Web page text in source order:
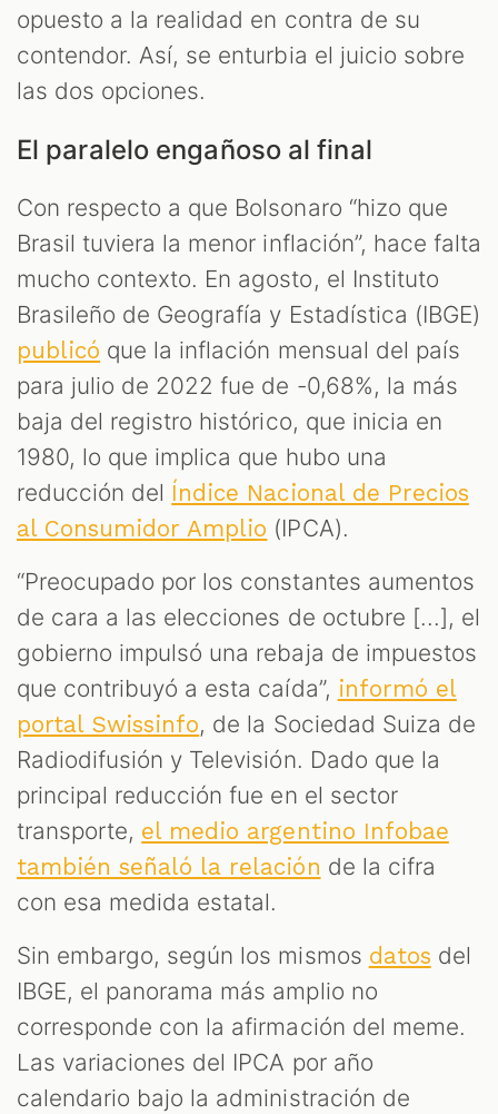
opuesto a la realidad en contra de su
contendor. Así, se enturbia el juicio sobre
las dos opciones.
El paralelo engañoso al final
Con respecto a que Bolsonaro “hizo que
Brasil tuviera la menor inflación”, hace falta
mucho contexto. En agosto, el Instituto
Brasileño de Geografía y Estadística (IBGE)
publicó que la inflación mensual del país
para julio de 2022 fue de -0,68%, la más
baja del registro histórico, que inicia en
1980, lo que implica que hubo una
reducción del Índice Nacional de Precios
al Consumidor Amplio (IPCA).
“Preocupado por los constantes aumentos
de cara a las elecciones de octubre [...], el
gobierno impulsó una rebaja de impuestos
que contribuyó a esta caída”, informó el
portal Swissinfo, de la Sociedad Suiza de
Radiodifusión y Televisión. Dado que la
principal reducción fue en el sector
transporte, el medio argentino Infobae
también señaló la relación de la cifra
con esa medida estatal.
Sin embargo, según los mismos datos del
IBGE, el panorama más amplio no
corresponde con la afirmación del meme.
Las variaciones del IPCA por año
calendario bajo la administración de